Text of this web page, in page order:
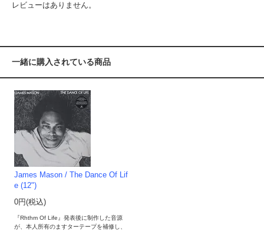
レビューはありません。
一緒に購入されている商品
James Mason / The Dance Of Lif
e (12")
0円(税込)
『Rhthm Of Life』発表後に制作した音源
が、本人所有のますターテープを補修し、